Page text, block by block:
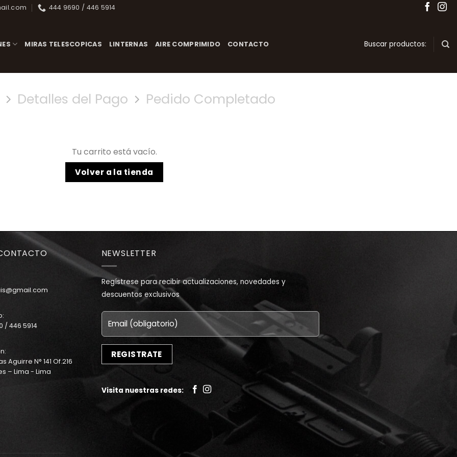
444 9690 / 446 5914
MIRAS TELESCOPICAS LINTERNAS AIRE COMPRIMIDO CONTACTO Buscar productos:
Detalles del Pago Pedido Completado
Tu carrito está vacío.
Volver a la tienda
/ 446 5914
Aguirre N° 141 Of.216
– Lima - Lima
NEWSLETTER
Regístrese para recibir actualizaciones, novedades y
descuentos exclusivos
Visita nuestras redes: